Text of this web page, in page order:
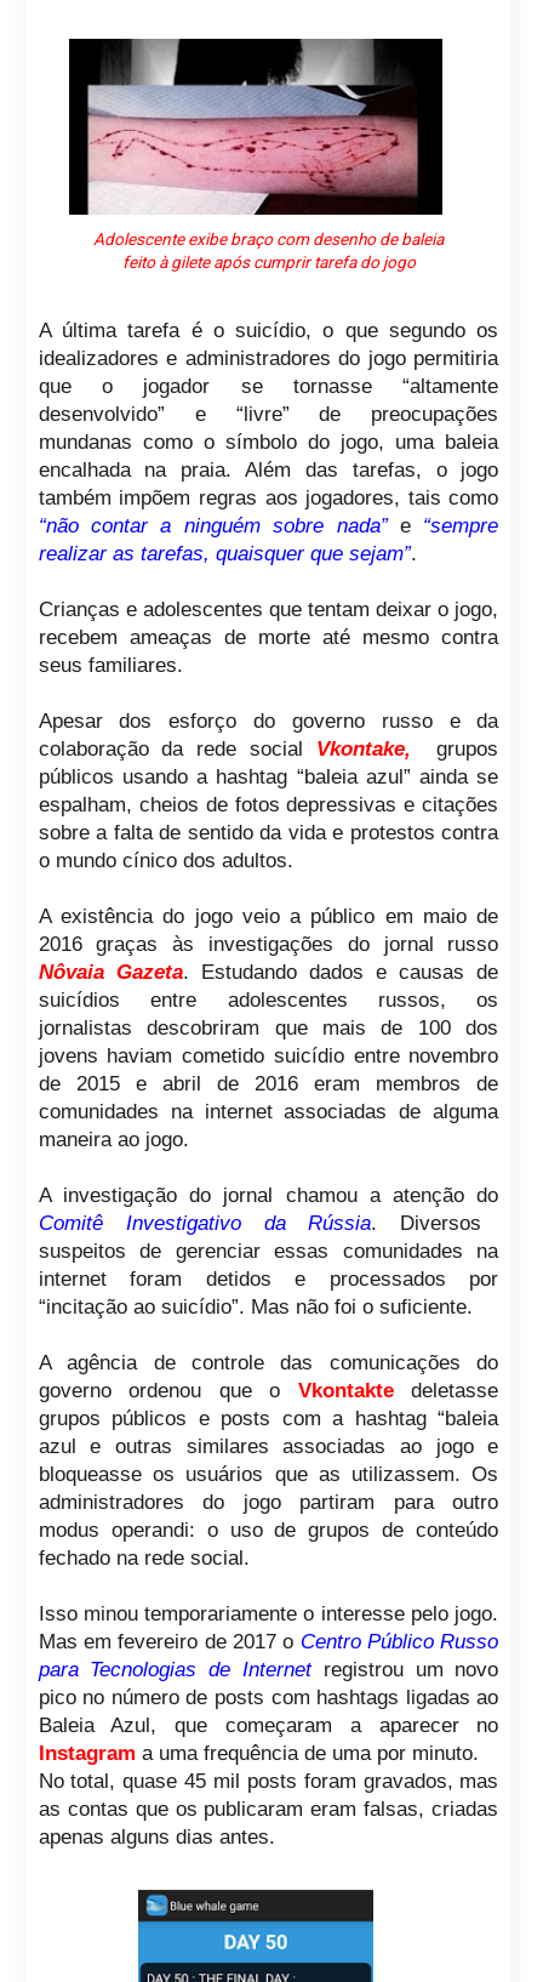
Adolescente exibe braço com desenho de baleia
feito à gilete após cumprir tarefa do jogo
A última tarefa é o suicídio, o que segundo os
idealizadores e administradores do jogo permitiria
que o jogador se tornasse “altamente
desenvolvido” e “livre” de preocupações
mundanas como o símbolo do jogo, uma baleia
encalhada na praia. Além das tarefas, o jogo
também impõem regras aos jogadores, tais como
“não contar a ninguém sobre nada”e “sempre
realizar as tarefas, quaisquer que sejam”.
Crianças e adolescentes que tentam deixar o jogo,
recebem ameaças de morte até mesmo contra
seus familiares.
Apesar dos esforço do governo russo e da
colaboração da rede social Vkontake,grupos
públicos usando a hashtag “baleia azul” ainda se
espalham, cheios de fotos depressivas e citações
sobre a falta de sentido da vida e protestos contra
o mundo cínico dos adultos.
A existência do jogo veio a público em maio de
2016 graças às investigações do jornal russo
Nôvaia Gazeta. Estudando dados e causas de
suicídios entre adolescentes russos, os
jornalistas descobriram que mais de 100 dos
jovens haviam cometido suicídio entre novembro
de 2015 e abril de 2016 eram membros de
comunidades na internet associadas de alguma
maneira ao jogo.
A investigação do jornal chamou a atenção do
Comitê Investigativo da Rússia. Diversos
suspeitos de gerenciar essas comunidades na
internet foram detidos e processados por
“incitação ao suicídio”. Mas não foi o suficiente.
A agência de controle das comunicações do
governo ordenou que o Vkontaktedeletasse
grupos públicos e posts com a hashtag “baleia
azul e outras similares associadas ao jogo e
bloqueasse os usuários que as utilizassem. Os
administradores do jogo partiram para outro
modus operandi: o uso de grupos de conteúdo
fechado na rede social.
Isso minou temporariamente o interesse pelo jogo.
Mas em fevereiro de 2017 o Centro Público Russo
para Tecnologias de Internetregistrou um novo
pico no número de posts com hashtags ligadas ao
Baleia Azul, que começaram a aparecer no
Instagram a uma frequência de uma por minuto.
No total, quase 45 mil posts foram gravados, mas
as contas que os publicaram eram falsas, criadas
apenas alguns dias antes.